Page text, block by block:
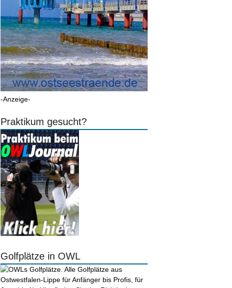
-Anzeige-
Praktikum gesucht?
Golfplätze in OWL